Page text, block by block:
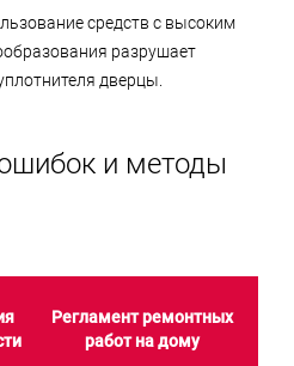
средств с высоким
разрушает
дверцы.
и методы
Регламент ремонтных
работ на дому